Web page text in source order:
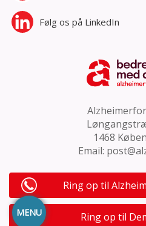
MENU
Følg os på LinkedIn
1468
Email:
Ring op til
Ring op til